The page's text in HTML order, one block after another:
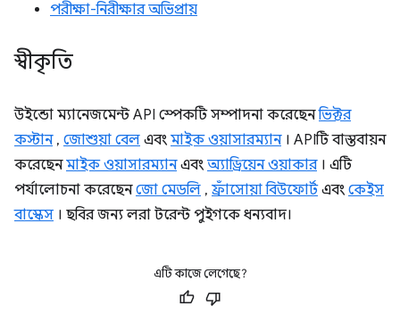
পরীক্ষা-নিরীক্ষার অভিপ্রায়
স্বীকৃতি
উইন্ডো ম্যানেজমেন্ট API স্পেকটি সম্পাদনা করেছেনভিক্টর
কস্টান, জোশুয়া বেল এবং মাইক ওয়াসারম্যান। APIটি বাস্তবায়ন
করেছেনমাইক ওয়াসারম্যানএবং অ্যাড্রিয়েন ওয়াকার। এটি
পর্যালোচনা করেছেনজো মেডলি , ফ্রাঁসোয়া বিউফোর্টএবং কেইস
বাস্কেস । ছবির জন্য লরা টরেন্ট পুইগকে ধন্যবাদ।
এটি কাজে লেগেছে?